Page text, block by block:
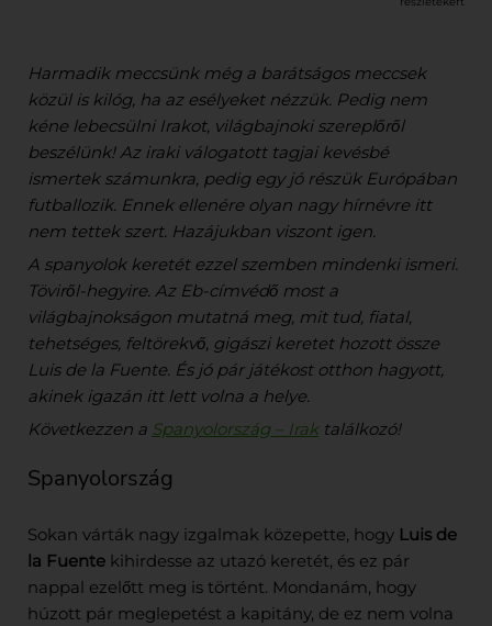
Harmadik meccsünk még a barátságos meccsek
közül is kilóg, ha az esélyeket nézzük. Pedig nem
kéne lebecsülni Irakot, világbajnoki szereplőről
beszélünk! Az iraki válogatott tagjai kevésbé
ismertek számunkra, pedig egy jó részük Európában
futballozik. Ennek ellenére olyan nagy hírnévre itt
nem tettek szert. Hazájukban viszont igen.
A spanyolok keretét ezzel szemben mindenki ismeri.
Töviről-hegyire. Az Eb-címvédő most a
világbajnokságon mutatná meg, mit tud, fiatal,
tehetséges, feltörekvő, gigászi keretet hozott össze
Luis de la Fuente. És jó pár játékost otthon hagyott,
akinek igazán itt lett volna a helye.
Következzen a Spanyolország – Iraktalálkozó!
Spanyolország
Sokan várták nagy izgalmak közepette, hogy Luis de
la Fuente kihirdesse az utazó keretét, és ez pár
nappal ezelőtt meg is történt. Mondanám, hogy
húzott pár meglepetést a kapitány, de ez nem volna